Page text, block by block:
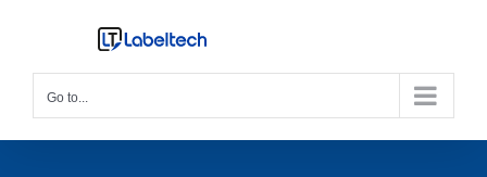
Go to...